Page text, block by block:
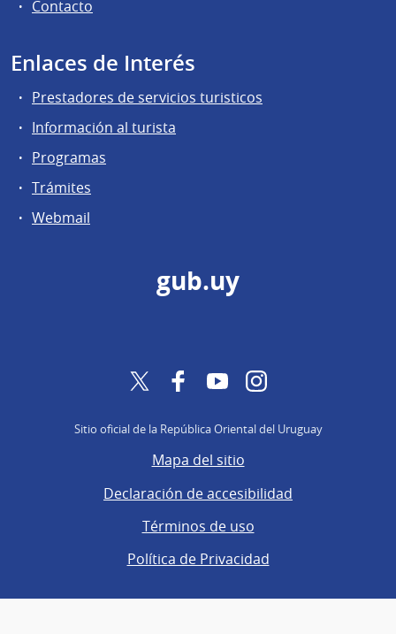
Contacto
Enlaces de Interés
Prestadores de servicios turisticos
Información al turista
Programas
Trámites
Webmail
gub.uy
Twitter FacebookYouTubeInstagram
Sitio oficial de la República Oriental del Uruguay
Mapa del sitio
Declaración de accesibilidad
Términos de uso
Política de Privacidad